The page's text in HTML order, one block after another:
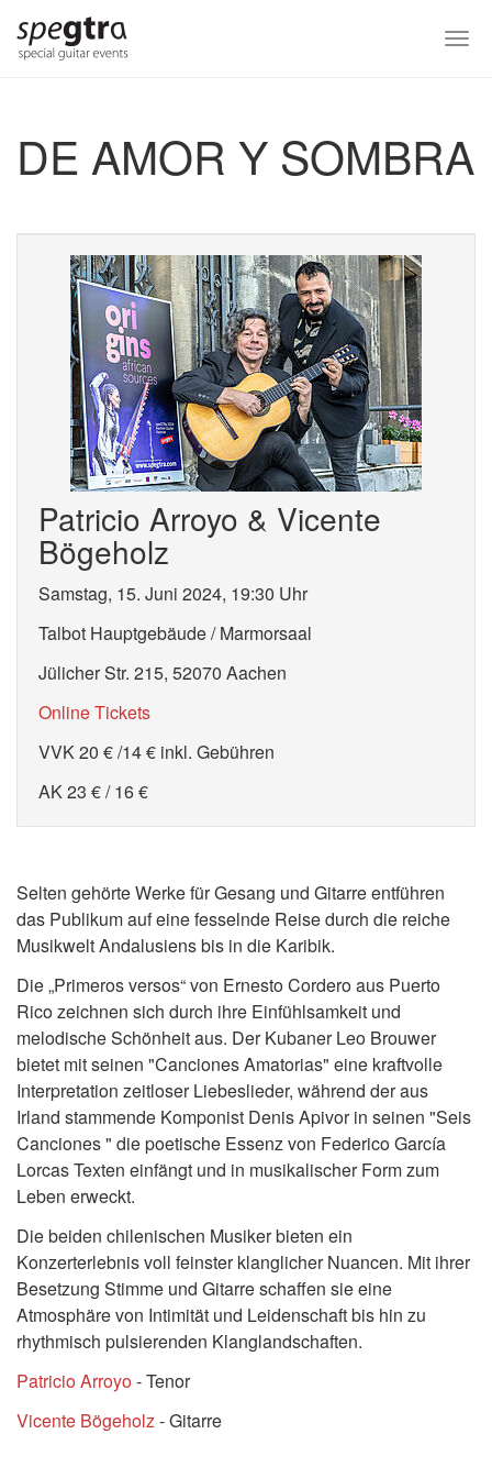
main
DE AMOR Y SOMBRA
Patricio Arroyo & Vicente
Bögeholz
Samstag, 15. Juni 2024, 19:30 Uhr
Talbot Hauptgebäude / Marmorsaal
Jülicher Str. 215, 52070 Aachen
Online Tickets
VVK 20 € /14 € inkl. Gebühren
AK 23 € / 16 €
Selten gehörte Werke für Gesang und Gitarre entführen
das Publikum auf eine fesselnde Reise durch die reiche
Musikwelt Andalusiens bis in die Karibik.
Die „Primeros versos“ von Ernesto Cordero aus Puerto
Rico zeichnen sich durch ihre Einfühlsamkeit und
melodische Schönheit aus. Der Kubaner Leo Brouwer
bietet mit seinen "Canciones Amatorias" eine kraftvolle
Interpretation zeitloser Liebeslieder, während der aus
Irland stammende Komponist Denis Apivor in seinen "Seis
Canciones " die poetische Essenz von Federico García
Lorcas Texten einfängt und in musikalischer Form zum
Leben erweckt.
Die beiden chilenischen Musiker bieten ein
Konzerterlebnis voll feinster klanglicher Nuancen. Mit ihrer
Besetzung Stimme und Gitarre schaffen sie eine
Atmosphäre von Intimität und Leidenschaft bis hin zu
rhythmisch pulsierenden Klanglandschaften.
Patricio Arroyo- Tenor
Vicente Bögeholz- Gitarre